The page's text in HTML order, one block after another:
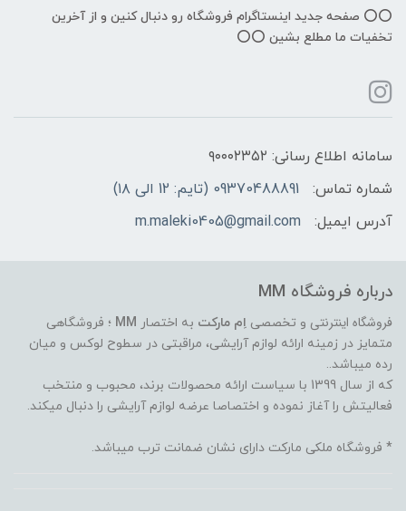
⭕️⭕️ صفحه جدید اینستاگرام فروشگاه رو دنبال کنین و از آخرین
تخفیات ما مطلع بشین ⭕️⭕️
سامانه اطلاع رسانی: ۹۰۰۰۲۳۵۲
شماره تماس:
09370488891 (تایم: 12 الی ۱۸)
آدرس ایمیل:
m.maleki0405@gmail.com
درباره فروشگاه MM
فروشگاه اینترنتی و تخصصی اِم مارکت به اختصار MM ؛ فروشگاهی
متمایز در زمینه ارائه لوازم آرایشی، مراقبتی در سطوح لوکس و میان
رده میباشد..
که از سال 1399 با سیاست ارائه محصولات برند، محبوب و منتخب
فعالیتش را آغاز نموده و اختصاصا عرضه لوازم آرایشی را دنبال میکند.
* فروشگاه ملکی مارکت دارای نشان ضمانت ترب میباشد.